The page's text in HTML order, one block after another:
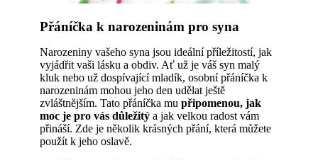
Přáníčka k narozeninám pro syna
Narozeniny vašeho syna jsou ideální příležitostí, jak
vyjádřit vaši lásku a obdiv. Ať už je váš syn malý
kluk nebo už dospívající mladík, osobní přáníčka k
narozeninám mohou jeho den udělat ještě
zvláštnějším. Tato přáníčka mu připomenou, jak
moc je pro vás důležitý a jak velkou radost vám
přináší. Zde je několik krásných přání, která můžete
použít k jeho oslavě.